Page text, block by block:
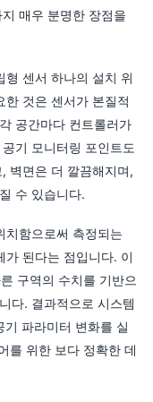
매우 분명한 장점을
형 센서 하나의 설치 위
한 것은 센서가 본질적
공간마다 컨트롤러가
기 모니터링 포인트도
벽면은 더 깔끔해지며,
수 있습니다.
치함으로써 측정되는
가 된다는 점입니다. 이
구역의 수치를 기반으
다. 결과적으로 시스템
파라미터 변화를 실
를 위한 보다 정확한 데